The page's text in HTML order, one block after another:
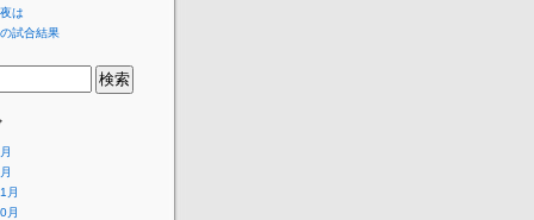
は
試合結果
月
月